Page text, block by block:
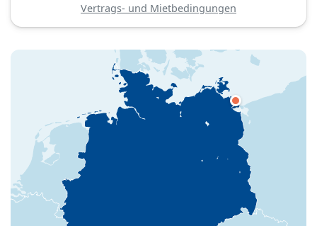
Vertrags- und Mietbedingungen